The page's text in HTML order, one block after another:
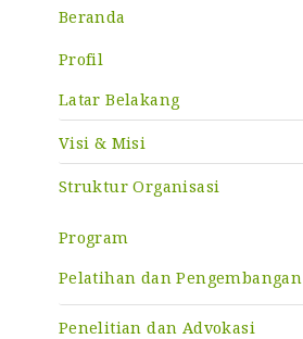
Beranda
Profil
Latar Belakang
Visi & Misi
Struktur Organisasi
Program
Pelatihan dan Pengembangan
Penelitian dan Advokasi